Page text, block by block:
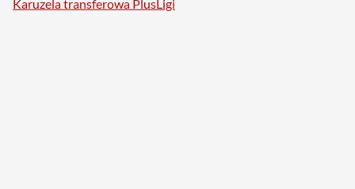
Karuzela transferowa PlusLigi